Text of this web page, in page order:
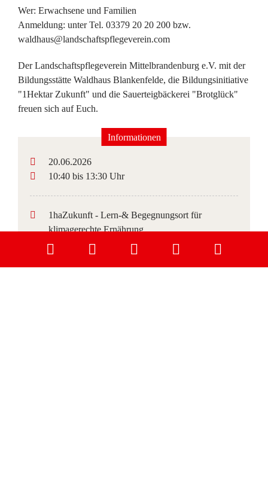
Wer: Erwachsene und Familien
Anmeldung: unter Tel. 03379 20 20 200 bzw.
waldhaus@landschaftspflegeverein.com
Der Landschaftspflegeverein Mittelbrandenburg e.V. mit der
Bildungsstätte Waldhaus Blankenfelde, die Bildungsinitiative
"1Hektar Zukunft" und die Sauerteigbäckerei "Brotglück"
freuen sich auf Euch.
Informationen
20.06.2026
10:40 bis 13:30 Uhr
1haZukunft - Lern-& Begegnungsort für
klimagerechte Ernährung
Top Veranstaltung